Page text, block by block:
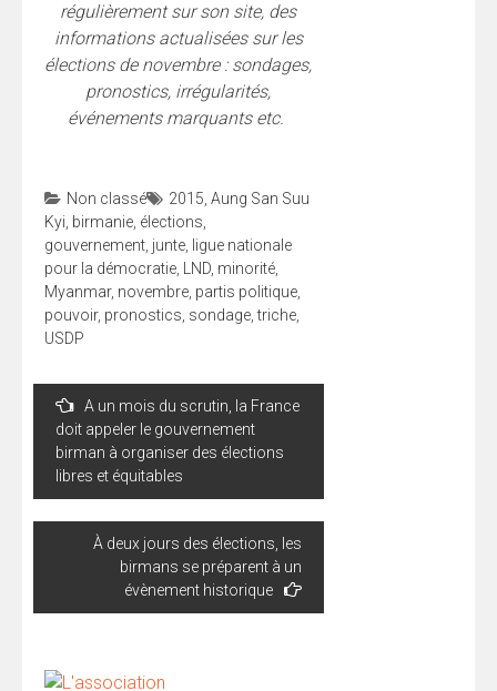
régulièrement sur son site, des
informations actualisées sur les
élections de novembre : sondages,
pronostics, irrégularités,
événements marquants etc.
Non classé 2015, Aung San Suu
Kyi, birmanie, élections,
gouvernement, junte, ligue nationale
pour la démocratie, LND, minorité,
Myanmar, novembre, partis politique,
pouvoir, pronostics, sondage,triche,
USDP
Navigation
l’article
A un mois du scrutin, la France
doit appeler le gouvernement
birman à organiser des élections
libres et équitables
À deux jours des élections, les
birmans se préparent à un
évènement historique